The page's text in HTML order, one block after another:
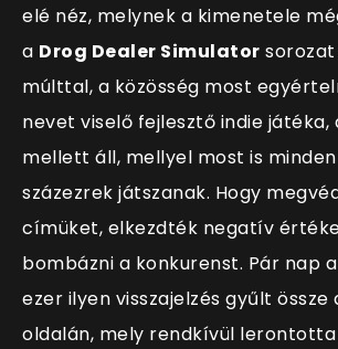
elé néz, melynek a kimenetele
a Drog Dealer Simulator
múlttal, a közösség most
nevet viselő fejlesztő indie játéka,
mellett áll, mellyel most is
százezrek játszanak. Hogy
címüket, elkezdték negatív
bombázni a konkurenst. Pár nap
ezer ilyen visszajelzés gyűlt össze
oldalán, mely rendkívül